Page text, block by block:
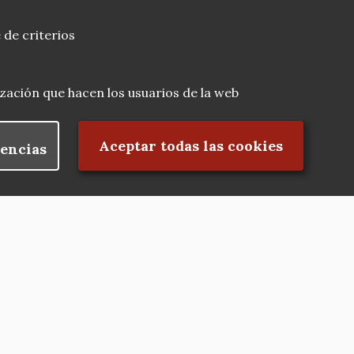
de criterios
que hacen los usuarios de la web
Aceptar todas las cookies
Rechazar el consentimiento